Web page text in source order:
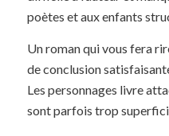
poètes et aux enfants
Un roman qui vous fera
de conclusion
Les personnages livre
sont parfois trop